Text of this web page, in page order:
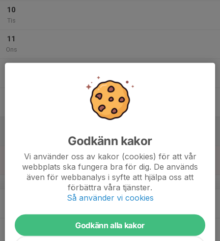
10
Tis
11
Ons
v.47
17
Godkänn kakor
Vi använder oss av kakor (cookies) för att vår
webbplats ska fungera bra för dig. De används
även för webbanalys i syfte att hjälpa oss att
förbättra våra tjänster.
Så använder vi cookies
Godkänn alla kakor